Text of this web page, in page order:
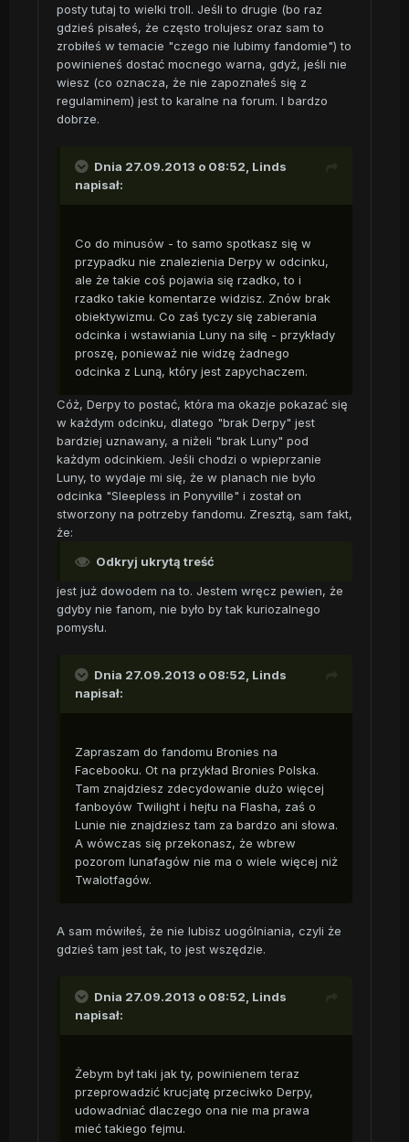
posty tutaj to wielki troll. Jeśli to drugie (bo raz
gdzieś pisałeś, że często trolujesz oraz sam to
zrobiłeś w temacie "czego nie lubimy fandomie") to
powinieneś dostać mocnego warna, gdyż, jeśli nie
wiesz (co oznacza, że nie zapoznałeś się z
regulaminem) jest to karalne na forum. I bardzo
dobrze.
Dnia 27.09.2013 o 08:52, Linds
napisał:
Co do minusów - to samo spotkasz się w
przypadku nie znalezienia Derpy w odcinku,
ale że takie coś pojawia się rzadko, to i
rzadko takie komentarze widzisz. Znów brak
obiektywizmu. Co zaś tyczy się zabierania
odcinka i wstawiania Luny na siłę - przykłady
proszę, ponieważ nie widzę żadnego
odcinka z Luną, który jest zapychaczem.
Cóż, Derpy to postać, która ma okazje pokazać się
w każdym odcinku, dlatego "brak Derpy" jest
bardziej uznawany, a niżeli "brak Luny" pod
każdym odcinkiem. Jeśli chodzi o wpieprzanie
Luny, to wydaje mi się, że w planach nie było
odcinka "Sleepless in Ponyville" i został on
stworzony na potrzeby fandomu. Zresztą, sam fakt,
że:
Odkryj ukrytą treść
jest już dowodem na to. Jestem wręcz pewien, że
gdyby nie fanom, nie było by tak kuriozalnego
pomysłu.
Dnia 27.09.2013 o 08:52, Linds
napisał:
Zapraszam do fandomu Bronies na
Facebooku. Ot na przykład Bronies Polska.
Tam znajdziesz zdecydowanie dużo więcej
fanboyów Twilight i hejtu na Flasha, zaś o
Lunie nie znajdziesz tam za bardzo ani słowa.
A wówczas się przekonasz, że wbrew
pozorom lunafagów nie ma o wiele więcej niż
Twalotfagów.
A sam mówiłeś, że nie lubisz uogólniania, czyli że
gdzieś tam jest tak, to jest wszędzie.
Dnia 27.09.2013 o 08:52, Linds
napisał:
Żebym był taki jak ty, powinienem teraz
przeprowadzić krucjatę przeciwko Derpy,
udowadniać dlaczego ona nie ma prawa
mieć takiego fejmu.